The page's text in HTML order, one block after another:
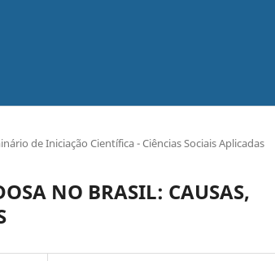
de Iniciação Científica - Ciências Sociais Aplicadas
NO BRASIL: CAUSAS,